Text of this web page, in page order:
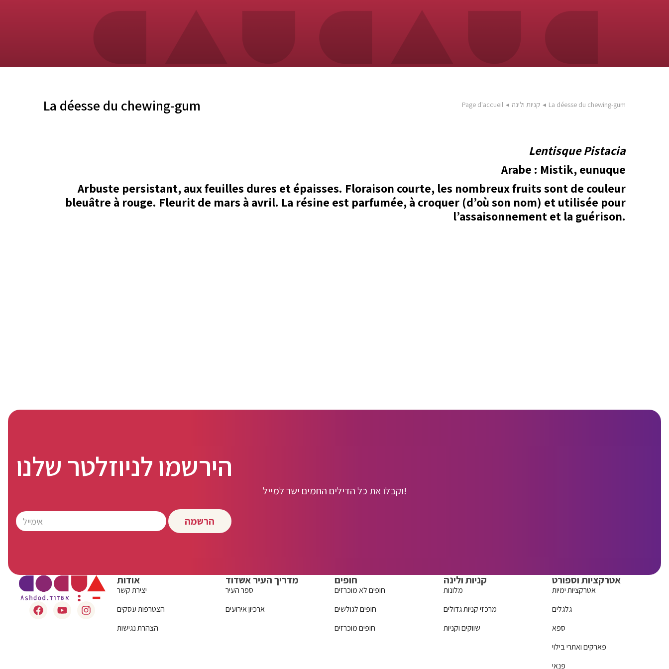
La déesse du chewing-gum Page d'accueil ◂ קניות ולינה ◂ La déesse du chewing-gum
Lentisque Pistacia
Arabe : Mistik, eunuque
Arbuste persistant, aux feuilles dures et épaisses. Floraison courte, les nombreux fruits sont de couleur
bleuâtre à rouge. Fleurit de mars à avril. La résine est parfumée, à croquer (d’où son nom) et utilisée pour
l’assaisonnement et la guérison.
הירשמו לניוזלטר שלנו
וקבלו את כל הדילים החמים ישר למייל!
הרשמה
אודות
יצירת קשר
הצטרפות עסקים
הצהרת נגישות
מדריך העיר אשדוד
ספר העיר
ארכיון אירועים
חופים
חופים לא מוכרזים
חופים לגולשים
חופים מוכרזים
קניות ולינה
מלונות
מרכזי קניות גדולים
שווקים וקניות
אטרקציות וספורט
אטרקציות ימיות
גלגלים
ספא
פארקים ואתרי בילוי
פנאי